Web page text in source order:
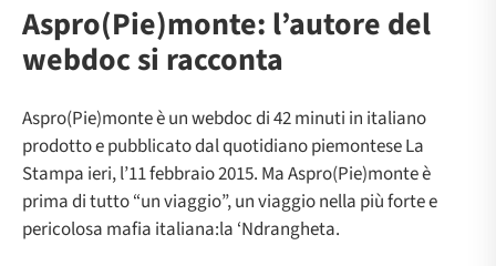
Aspro(Pie)monte: l’autore del
webdoc si racconta
Aspro(Pie)monte è un webdoc di 42 minuti in italiano
prodotto e pubblicato dal quotidiano piemontese La
Stampa ieri, l’11 febbraio 2015. Ma Aspro(Pie)monte è
prima di tutto “un viaggio”, un viaggio nella più forte e
pericolosa mafia italiana:la ‘Ndrangheta.